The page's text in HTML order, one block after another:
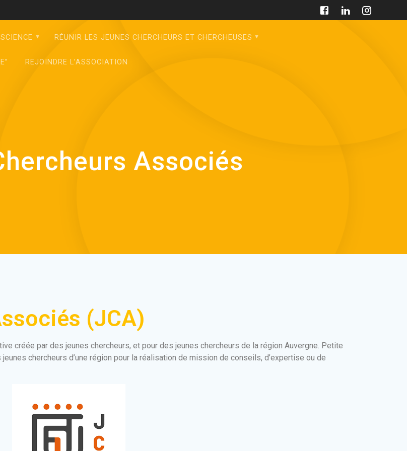
RÉUNIR LES JEUNES CHERCHEURS ET CHERCHEUSES
REJOINDRE L’ASSOCIATION
Associés
(JCA)
créée par des jeunes chercheurs, et pour des jeunes chercheurs de la région Auvergne. Petite
chercheurs d’une région pour la réalisation de mission de conseils, d’expertise ou de